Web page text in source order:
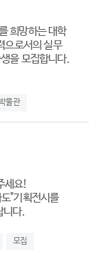
희망하는 대학
으로서의 실무
을 모집합니다.
물관
세요!
"기획전시를
니다.
모집